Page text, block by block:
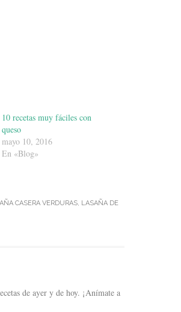
10 recetas muy fáciles con
queso
mayo 10, 2016
En «Blog»
CASERA VERDURAS, LASAÑA DE
de ayer y de hoy. ¡Anímate a